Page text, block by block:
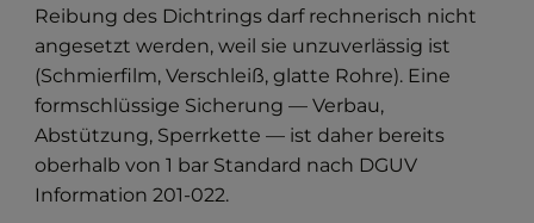
Reibung des Dichtrings darf rechnerisch nicht
angesetzt werden, weil sie unzuverlässig ist
(Schmierfilm, Verschleiß, glatte Rohre). Eine
formschlüssige Sicherung — Verbau,
Abstützung, Sperrkette — ist daher bereits
oberhalb von 1 bar Standard nach DGUV
Information 201-022.